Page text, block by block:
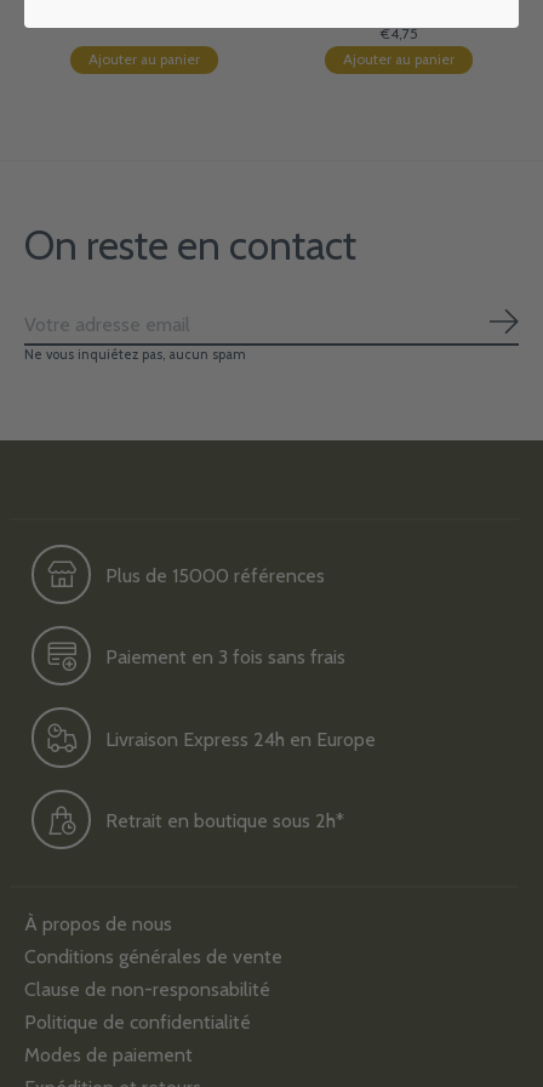
Ajouter au panier
€4,75
Ajouter au panier
On reste en contact
Ne vous inquiétez pas, aucun spam
Plus de 15000 références
Paiement en 3 fois sans frais
Livraison Express 24h en Europe
Retrait en boutique sous 2h*
À propos de nous
Conditions générales de vente
Clause de non-responsabilité
Politique de confidentialité
Modes de paiement